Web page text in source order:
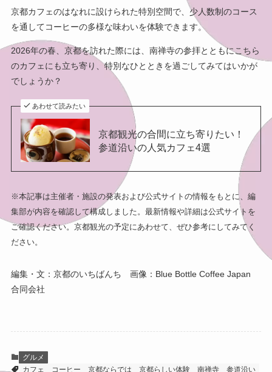
京都カフェのはなれに設けられた特別空間で、少人数制のコース
を通してコーヒーの多様な味わいを体験できます。
2026年の春、京都を訪れた際には、南禅寺の参拝とともにこちら
のカフェにも立ち寄り、特別なひとときを過ごしてみてはいかが
でしょうか？
あわせて読みたい
京都観光の合間に立ち寄りたい！
参道沿いの人気カフェ4選
※本記事は主催者・施設の発表および公式サイトの情報をもとに、編
集部が内容を確認して構成しました。最新情報や詳細は公式サイトを
ご確認ください。京都観光の予定にあわせて、ぜひ参考にしてみてく
ださい。
編集・文：京都のいちばんち 画像：Blue Bottle Coffee Japan
合同会社
グルメ
カフェ
コーヒー 京都ならでは 京都らしい体験 南禅寺 参道沿い